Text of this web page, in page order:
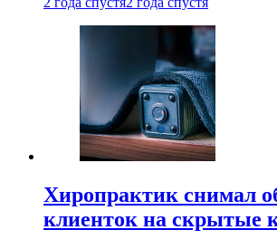
Хиропрактик снимал
клиенток на скрытые